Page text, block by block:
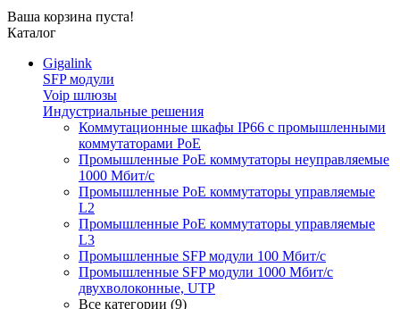
Ваша корзина пуста!
Каталог
Gigalink
SFP модули
Voip шлюзы
Индустриальные решения
Коммутационные шкафы IP66 c промышленными
коммутаторами PoE
Промышленные PoE коммутаторы неуправляемые
1000 Мбит/с
Промышленные PoE коммутаторы управляемые
L2
Промышленные PoE коммутаторы управляемые
L3
Промышленные SFP модули 100 Мбит/c
Промышленные SFP модули 1000 Мбит/c
двухволоконные, UTP
Все категории (9)